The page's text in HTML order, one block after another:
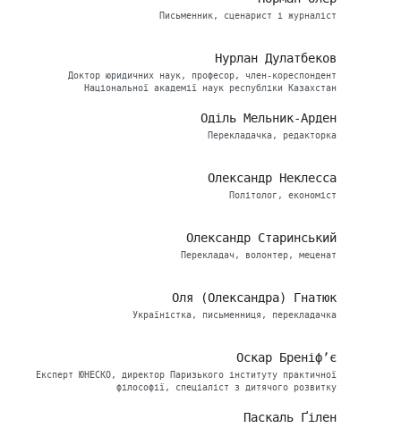
Письменник, сценарист і журналіст
Нурлан Дулатбеков
Доктор юридичних наук, професор, член-кореспондент
Національної академії наук республіки Казахстан
Оділь Мельник-Арден
Перекладачка, редакторка
Олександр Неклесса
Політолог, економіст
Олександр Старинський
Перекладач, волонтер, меценат
Оля (Олександра) Гнатюк
Україністка, письменниця, перекладачка
Оскар Бреніф’є
Eксперт ЮНЕСКО, директор Паризького інституту практичної
філософії, спеціаліст з дитячого розвитку
Паскаль Ґілен